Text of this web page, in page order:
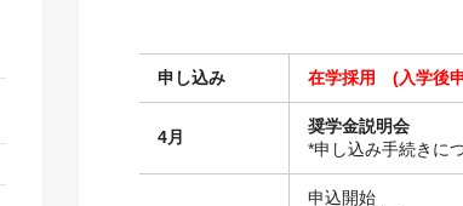
申し込み 在学採用 (入学後申
4月
奨学金説明会
*申し込み手続きに
申込開始